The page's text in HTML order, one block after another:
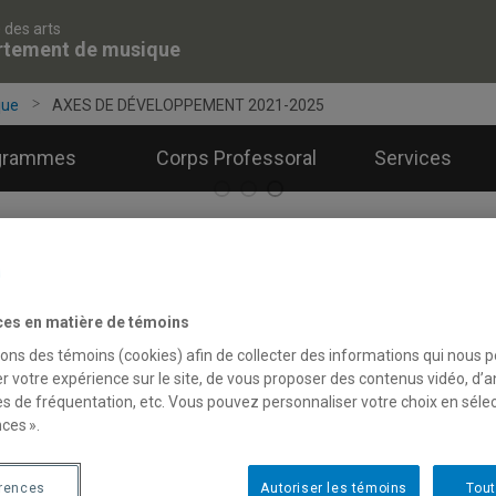
des arts
de musique
AXES DE DÉVELOPPEMENT 2021-2025
Corps Professoral Services
DE DÉVELOPPEMENT
du Département de musique s’inscrit dans
en matière de témoins
des témoins (cookies) afin de collecter des informations qui nous
votre expérience sur le site, de vous proposer des contenus vidéo,
de fréquentation, etc. Vous pouvez personnaliser votre choix en
».
Autoriser les témoins